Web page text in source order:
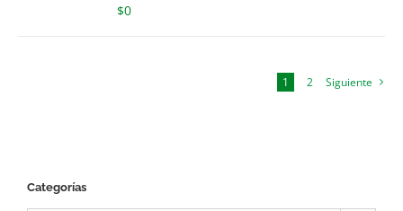
$0
1 2 Siguiente
Categorías